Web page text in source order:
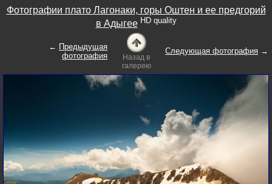
Фотографии плато Лагонаки, горы Оштен и ее предгорий
в Адыгее HD quality
← Предыдущая
фотография
Назад в
галерею
Следующая фотография →